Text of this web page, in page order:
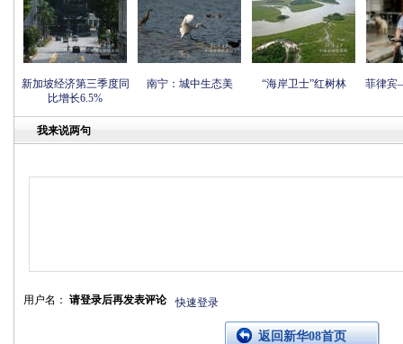
新加坡经济第三季度同
比增长6.5%
南宁：城中生态美 “海岸卫士”红树林 菲律宾
我来说两句
用户名： 请登录后再发表评论 快速登录
返回新华08首页